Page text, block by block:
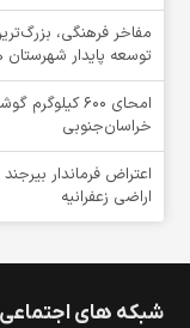
مفاخر فرهنگی،
توسعه پایدار
امحای ۶۰۰
خراسان‌جنوبی
اعتراض فرماندار بیرجند
اراضی زعفرانیه
شبکه های اجتماعی